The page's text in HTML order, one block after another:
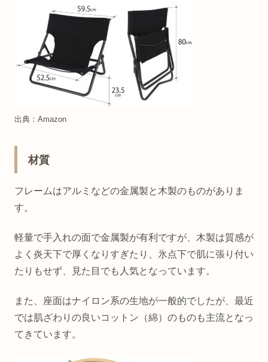
出典：Amazon
材質
フレームはアルミなどの金属製と木製のものがありま
す。
軽量で手入れの面で金属製が有利ですが、木製は質感が
よく炎天下で厚くなりすぎたり、氷点下で肌に張り付い
たりもせず、見た目でも人気となっています。
また、座面はナイロン系の生地が一般的でしたが、最近
では肌ざわりの良いコットン（綿）のものも主流となっ
てきています。